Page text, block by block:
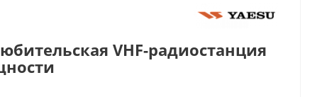
VHF-радиостанция